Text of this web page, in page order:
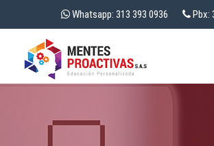
Whatsapp: 313 393 0936 Pbx: